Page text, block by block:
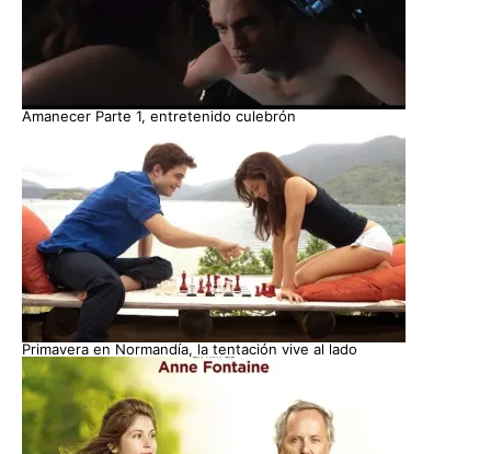
Amanecer Parte 1, entretenido culebrón
Primavera en Normandía, la tentación vive al lado